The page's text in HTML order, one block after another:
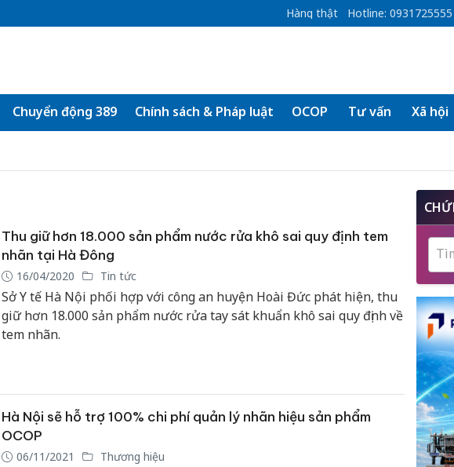
Hàng thật Hotline: 0931725555
Chuyển động 389 Chính sách & Pháp luật OCOP Tư vấn Xã hội
Thu giữ hơn 18.000 sản phẩm nước rửa khô sai quy định tem
nhãn tại Hà Đông
16/04/2020 Tin tức
Sở Y tế Hà Nội phối hợp với công an huyện Hoài Đức phát hiện, thu
giữ hơn 18.000 sản phẩm nước rửa tay sát khuẩn khô sai quy định về
tem nhãn.
Hà Nội sẽ hỗ trợ 100% chi phí quản lý nhãn hiệu sản phẩm
OCOP
06/11/2021 Thương hiệu